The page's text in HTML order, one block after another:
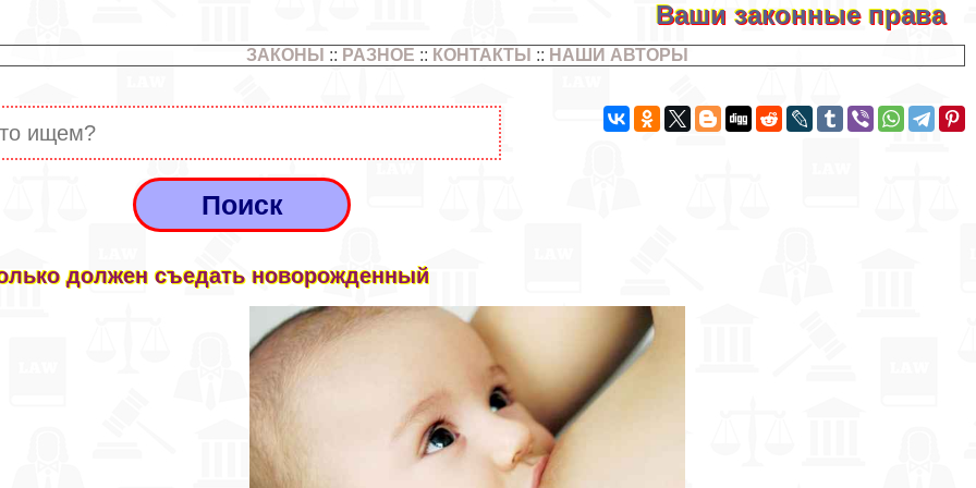
Ваши законные права
ЗАКОНЫ :: РАЗНОЕ :: КОНТАКТЫ :: НАШИ АВТОРЫ
должен съедать новорожденный